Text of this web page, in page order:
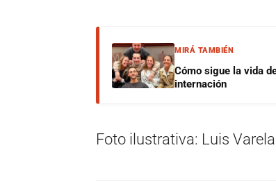
MIRÁ TAMBIÉN
Cómo sigue la vida
internación
Foto ilustrativa: Luis